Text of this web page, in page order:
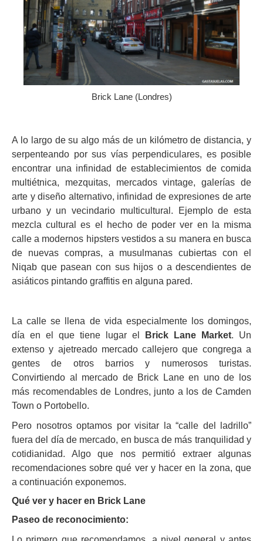
Brick Lane (Londres)
A lo largo de su algo más de un kilómetro de distancia, y
serpenteando por sus vías perpendiculares, es posible
encontrar una infinidad de establecimientos de comida
multiétnica, mezquitas, mercados vintage, galerías de
arte y diseño alternativo, infinidad de expresiones de arte
urbano y un vecindario multicultural. Ejemplo de esta
mezcla cultural es el hecho de poder ver en la misma
calle a modernos hipsters vestidos a su manera en busca
de nuevas compras, a musulmanas cubiertas con el
Niqab que pasean con sus hijos o a descendientes de
asiáticos pintando graffitis en alguna pared.
La calle se llena de vida especialmente los domingos,
día en el que tiene lugar el
Brick Lane Market. Un
extenso y ajetreado mercado callejero que congrega a
gentes de otros barrios y numerosos turistas.
Convirtiendo al mercado de Brick Lane en uno de los
más recomendables de Londres, junto a los de Camden
Town o Portobello.
Pero nosotros optamos por visitar la “calle del ladrillo”
fuera del día de mercado, en busca de más tranquilidad y
cotidianidad. Algo que nos permitió extraer algunas
recomendaciones sobre qué ver y hacer en la zona, que
a continuación exponemos.
Qué ver y hacer en Brick Lane
Paseo de reconocimiento: